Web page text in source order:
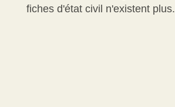
fiches d'état civil n'existent plus.